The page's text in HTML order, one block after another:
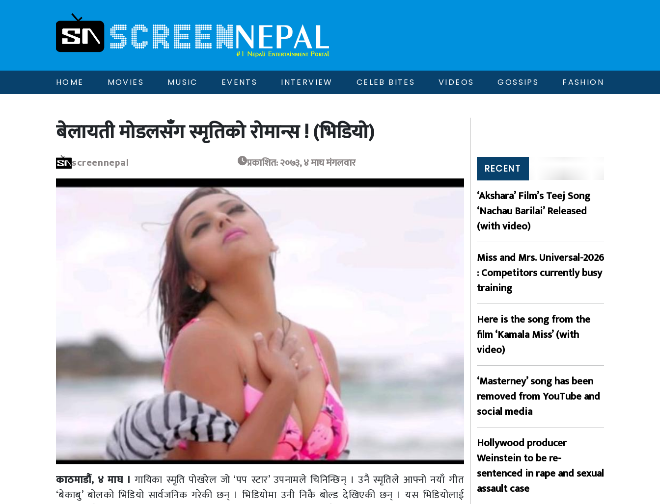
HOME MOVIES MUSIC EVENTS INTERVIEW CELEB BITES VIDEOS GOSSIPS FASHION
बेलायती मोडलसँग स्मृतिको रोमान्स ! (भिडियो)
screennepal प्रकाशित: २०७३, ४ माघ मंगलवार
काठमाडौं, ४ माघ । गायिका स्मृति पोखरेल जो ‘पप स्टार’ उपनामले चिनिन्छिन् । उनै स्मृतिले आफ्नो नयाँ गीत
‘बेकाबु’ बोलको भिडियो सार्वजनिक गरेकी छन् । भिडियोमा उनी निकै बोल्ड देखिएकी छन् । यस भिडियोलाई
RECENT
‘Akshara’ Film’s Teej Song
‘Nachau Barilai’ Released
(with video)
Miss and Mrs. Universal-2026
: Competitors currently busy
training
Here is the song from the
film ‘Kamala Miss’ (with
video)
‘Masterney’ song has been
removed from YouTube and
social media
Hollywood producer
Weinstein to be re-
sentenced in rape and sexual
assault case